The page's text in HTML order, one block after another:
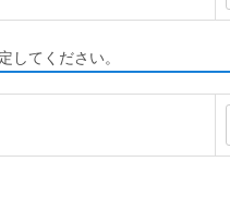
してください。